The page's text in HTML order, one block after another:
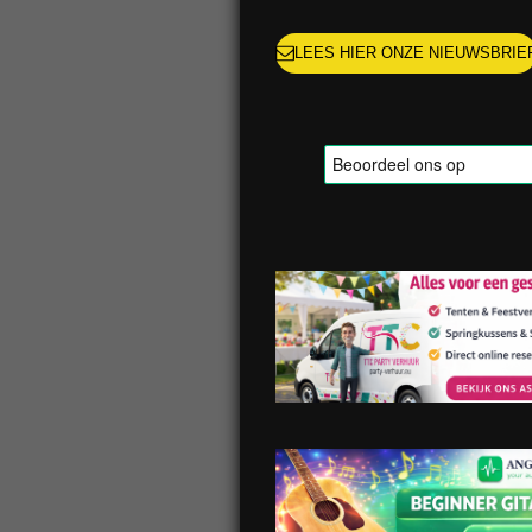
LEES HIER ONZE